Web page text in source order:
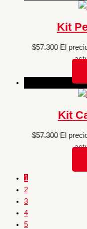
Kit
$57.300 El
Kit
$57.300 El
1
2
3
4
5